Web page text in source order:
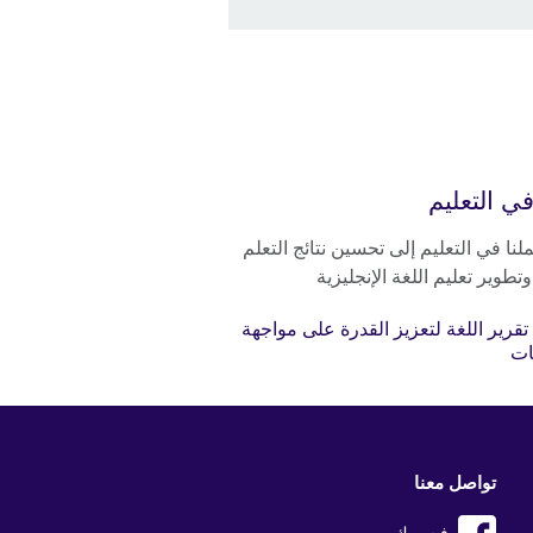
التعليم
في التعليم إلى تحسين نتائج التعلم
تعليم اللغة الإنجليزية
اللغة لتعزيز القدرة على مواجهة
تواصل معنا